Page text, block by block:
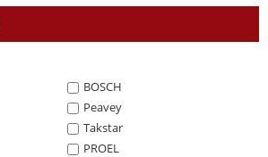
BOSCH
Peavey
Takstar
PROEL